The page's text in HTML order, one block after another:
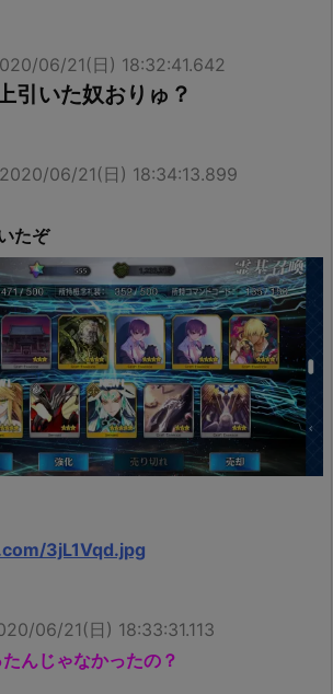
06/21(日) 18:32:41.642
引いた奴おりゅ？
2020/06/21(日) 18:34:13.899
たぞ
3jL1Vqd.jpg
06/21(日) 18:33:31.113
んじゃなかったの？